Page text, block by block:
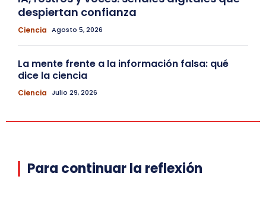
despiertan confianza
Ciencia Agosto 5, 2026
La mente frente a la información falsa: qué
dice la ciencia
Ciencia Julio 29, 2026
Para continuar la reflexión